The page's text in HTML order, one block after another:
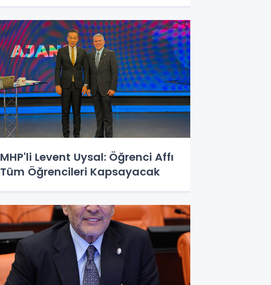
MHP'li Levent Uysal: Öğrenci Affı
Tüm Öğrencileri Kapsayacak